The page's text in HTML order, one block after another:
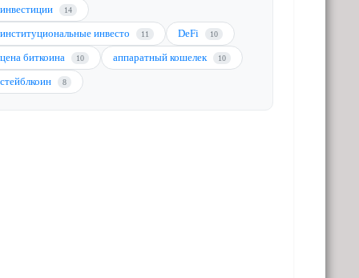
инвестиции 14
институциональные инвесто 11 DeFi 10
цена биткоина 10 аппаратный кошелек 10
стейблкоин 8